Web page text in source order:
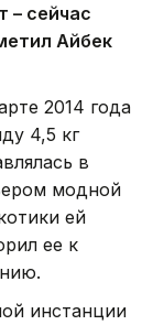
– сейчас
Айбек
2014 года
4,5 кг
в
модной
ей
ее к
инстанции